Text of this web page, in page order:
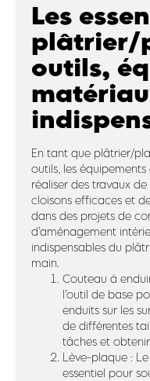
Les
plâtrier/
outils,
En tant que plâtrier/
outils, les
réaliser des travaux
cloisons efficaces et
dans des projets de
d’aménagement
indispensables du
main.
Couteau à
l’outil de base
enduits sur les
de différentes
tâches et
Lève-plaque :
essentiel pour